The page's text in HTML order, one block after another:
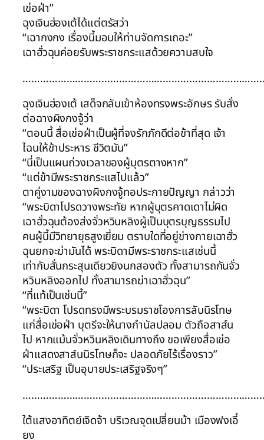
เข่อฝ่า”
ฉุงเจินฮ่องเต้ได้แต่ตรัสว่า
“เฉากงกง เรื่องนี้มอบให้ท่านจัดการเถอะ”
เฉาฮั่วฉุนค่อยรับพระราชกระแสด้วยความสบใจ
ฉุงเจินฮ่องเต้ เสด็จกลับเข้าห้องทรงพระอักษร รับสั่ง
ต่อฉางผิงกงจู้ว่า
“ตอนนี้ สื่อเข่อฝ่าเป็นผู้ที่จงรักภักดีต่อข้าที่สุด เจ้า
ไฉนให้ข้าประหาร ชีวิตมัน”
“นี่เป็นแผนถ่วงเวลาของผู้บุตรตางหาก”
“แต่ข้ามีพระราชกระแสไปแล้ว”
ตาคู่งามของฉางผิงกงจู้ทอประกายปัญญา กล่าวว่า
“พระบิดาโปรดวางพระทัย หากผู้บุตรคาดเดาไม่ผิด
เฉาฮั่วฉุนต้องส่งจั่วหวินหลิงผู้เป็นบุตรบุญธรรมไป
คนผู้นี้มีวิทยายุธสูงเยี่ยม ตราบใดที่อยู่ข่างกายเฉาฮั่ว
ฉุนยกจะฆ่ามันได้ พระบิดามีพระราชกระแสเช่นนี้
เท่ากับสั่นกระสุนเดียวยิงนกสองตัว ทั้งสามารถกันจั่ว
หวินหลิงออกไป ทั้งสามารถฆ่าเฉาฮั่วฉุน”
“ที่แท้เป็นเช่นนี้”
“พระบิดา โปรดทรงมีพระบรมราชโองการลับนิรโทษ
แก่สื่อเข่อฝ่า บุตรีจะให้นางกำนัลปลอม ตัวถือสาส์น
ไป หากแม้นจั่วหวินหลิงเดินทางถึง ขอเพียงสื่อเข่อ
ฝ่าแสดงสาส์นนิรโทษก็จะ ปลอดภัยไร้เรื่องราว”
“ประเสริฐ เป็นอุบายประเสริฐจริงๆ”
ใต้แสงอาทิตย์เจิดจ้า บริเวณจุดเปลี่ยนม้า เมืองฟงเอี๋
ยง